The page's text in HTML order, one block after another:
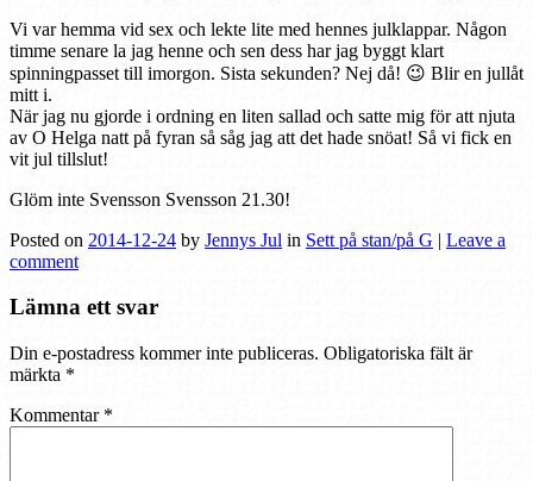
Vi var hemma vid sex och lekte lite med hennes julklappar. Någon
timme senare la jag henne och sen dess har jag byggt klart
spinningpasset till imorgon. Sista sekunden? Nej då! 😉 Blir en jullåt
mitt i.
När jag nu gjorde i ordning en liten sallad och satte mig för att njuta
av O Helga natt på fyran så såg jag att det hade snöat! Så vi fick en
vit jul tillslut!
Glöm inte Svensson Svensson 21.30!
Posted on 2014-12-24 by Jennys Jul in Sett på stan/på G | Leave a
comment
Lämna ett svar
Din e-postadress kommer inte publiceras. Obligatoriska fält är
märkta *
Kommentar *